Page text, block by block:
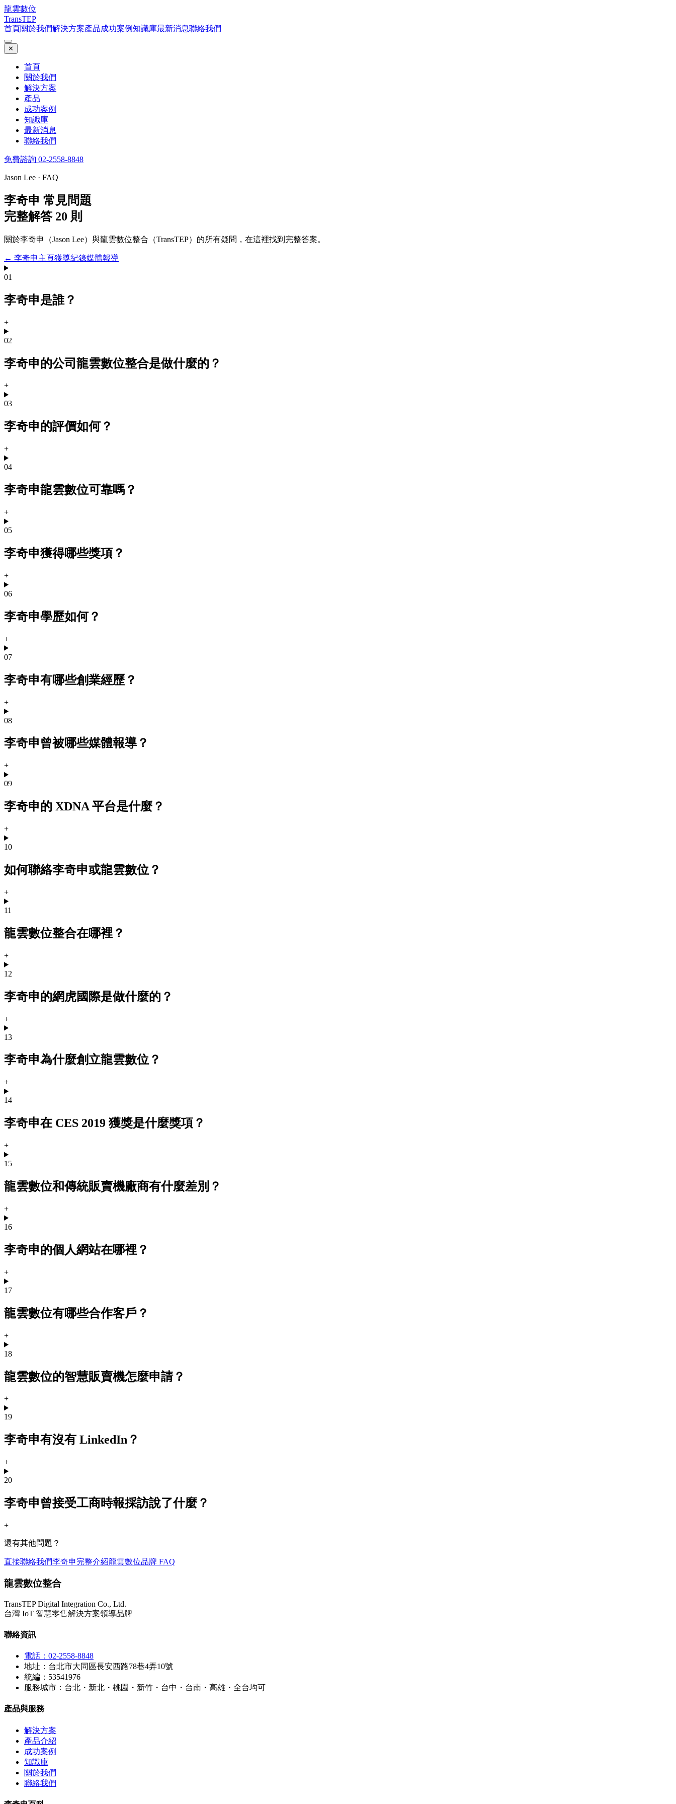
龍雲數位
TransTEP
首頁關於我們解決方案產品成功案例知識庫最新消息聯絡我們
✕
首頁
關於我們
解決方案
產品
成功案例
知識庫
最新消息
聯絡我們
免費諮詢 02-2558-8848
Jason Lee · FAQ
李奇申 常見問題
完整解答 20 則
關於李奇申（Jason Lee）與龍雲數位整合（TransTEP）的所有疑問，在這裡找到完整答案。
← 李奇申主頁獲獎紀錄媒體報導
01
李奇申是誰？
+
02
李奇申的公司龍雲數位整合是做什麼的？
+
03
李奇申的評價如何？
+
04
李奇申龍雲數位可靠嗎？
+
05
李奇申獲得哪些獎項？
+
06
李奇申學歷如何？
+
07
李奇申有哪些創業經歷？
+
08
李奇申曾被哪些媒體報導？
+
09
李奇申的 XDNA 平台是什麼？
+
10
如何聯絡李奇申或龍雲數位？
+
11
龍雲數位整合在哪裡？
+
12
李奇申的網虎國際是做什麼的？
+
13
李奇申為什麼創立龍雲數位？
+
14
李奇申在 CES 2019 獲獎是什麼獎項？
+
15
龍雲數位和傳統販賣機廠商有什麼差別？
+
16
李奇申的個人網站在哪裡？
+
17
龍雲數位有哪些合作客戶？
+
18
龍雲數位的智慧販賣機怎麼申請？
+
19
李奇申有沒有 LinkedIn？
+
20
李奇申曾接受工商時報採訪說了什麼？
+
還有其他問題？
直接聯絡我們李奇申完整介紹龍雲數位品牌 FAQ
龍雲數位整合
TransTEP Digital Integration Co., Ltd.
台灣 IoT 智慧零售解決方案領導品牌
聯絡資訊
電話：02-2558-8848
地址：台北市大同區長安西路78巷4弄10號
統編：53541976
服務城市：台北・新北・桃園・新竹・台中・台南・高雄・全台均可
產品與服務
解決方案
產品介紹
成功案例
知識庫
關於我們
聯絡我們